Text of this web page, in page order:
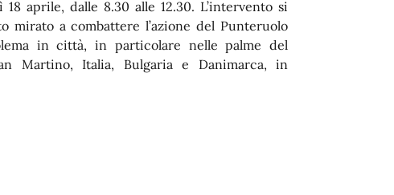
aprile, dalle 8.30 alle 12.30. L’intervento si
a combattere l’azione del Punteruolo
in città, in particolare nelle palme del
Martino, Italia, Bulgaria e Danimarca, in